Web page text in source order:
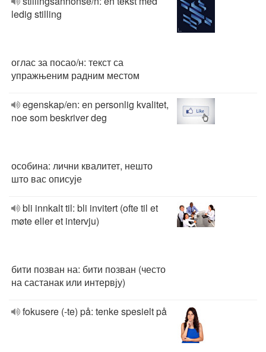
ledig stilling
оглас за посао/н: текст са
упражњеним радним местом
egenskap/en: en personlig kvalitet,
noe som beskriver deg
особина: лични квалитет, нешто
што вас описује
bli innkalt til: bli invitert (ofte til et
møte eller et intervju)
бити позван на: бити позван (често
на састанак или интервју)
fokusere (-te) på: tenke spesielt på